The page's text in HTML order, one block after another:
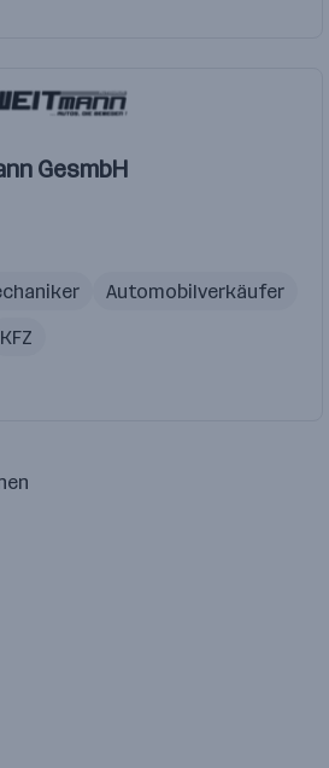
GesmbH
Automobilverkäufer
KFZ